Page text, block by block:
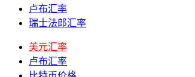
卢布汇率
瑞士法郎汇率
美元汇率
卢布汇率